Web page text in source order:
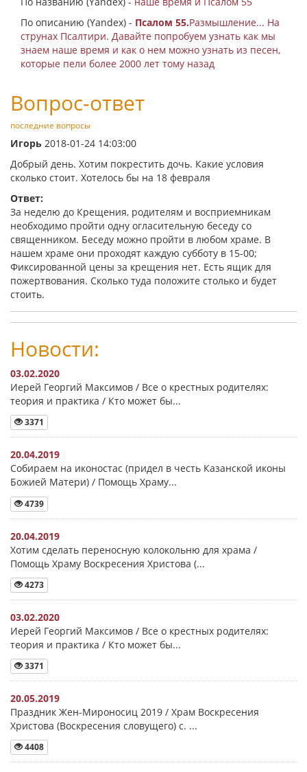
По описанию (Yandex) - Псалом 55.Размышление... На
струнах Псалтири. Давайте попробуем узнать как мы
знаем наше время и как о нем можно узнать из песен,
которые пели более 2000 лет тому назад
Вопрос-ответ
последние вопросы
Игорь 2018-01-24 14:03:00
Добрый день. Хотим покрестить дочь. Какие условия
сколько стоит. Хотелось бы на 18 февраля
Ответ:
За неделю до Крещения, родителям и восприемникам
необходимо пройти одну огласительную беседу со
священником. Беседу можно пройти в любом храме. В
нашем храме они проходят каждую субботу в 15-00;
Фиксированной цены за крещения нет. Есть ящик для
пожертвования. Сколько туда положите столько и будет
стоить.
Новости:
03.02.2020
Иерей Георгий Максимов / Все о крестных родителях:
теория и практика / Кто может бы...
3371
20.04.2019
Собираем на иконостас (придел в честь Казанской иконы
Божией Матери) / Помощь Храму...
4739
20.04.2019
Хотим сделать переносную колокольню для храма /
Помощь Храму Воскресения Христова (...
4273
03.02.2020
Иерей Георгий Максимов / Все о крестных родителях:
теория и практика / Кто может бы...
3371
20.05.2019
Праздник Жен-Мироносиц 2019 / Храм Воскресения
Христова (Воскресения словущего) с. ...
4408